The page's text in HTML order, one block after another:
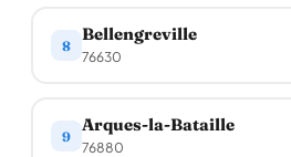
8
Bellengreville
76630
9
Arques-la-Bataille
76880